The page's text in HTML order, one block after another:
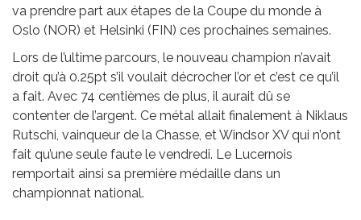
va prendre part aux étapes de la Coupe du monde à
Oslo (NOR) et Helsinki (FIN) ces prochaines semaines.
Lors de l’ultime parcours, le nouveau champion n’avait
droit qu’à 0.25pt s’il voulait décrocher l’or et c’est ce qu’il
a fait. Avec 74 centièmes de plus, il aurait dû se
contenter de l’argent. Ce métal allait finalement à Niklaus
Rutschi, vainqueur de la Chasse, et Windsor XV qui n’ont
fait qu’une seule faute le vendredi. Le Lucernois
remportait ainsi sa première médaille dans un
championnat national.